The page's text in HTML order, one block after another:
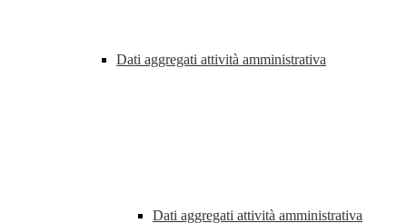
Dati aggregati attività amministrativa
Dati aggregati attività amministrativa